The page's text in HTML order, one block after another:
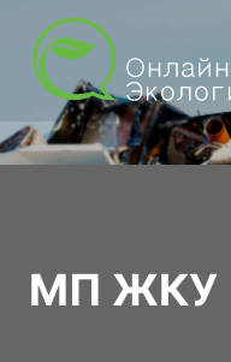
МП ЖКУ